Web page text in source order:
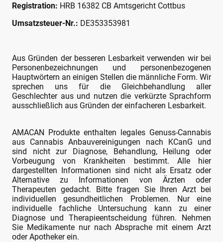
Registration: HRB 16382 CB Amtsgericht Cottbus
Umsatzsteuer-Nr.: DE353353981
Aus Gründen der besseren Lesbarkeit verwenden wir bei
Personenbezeichnungen und personenbezogenen
Hauptwörtern an einigen Stellen die männliche Form. Wir
sprechen uns für die Gleichbehandlung aller
Geschlechter aus und nutzen die verkürzte Sprachform
ausschließlich aus Gründen der einfacheren Lesbarkeit.
AMACAN Produkte enthalten legales Genuss-Cannabis
aus Cannabis Anbauvereinigungen nach KCanG und
sind nicht zur Diagnose, Behandlung, Heilung oder
Vorbeugung von Krankheiten bestimmt. Alle hier
dargestellten Informationen sind nicht als Ersatz oder
Alternative zu Informationen von Ärzten oder
Therapeuten gedacht. Bitte fragen Sie Ihren Arzt bei
individuellen gesundheitlichen Problemen. Nur eine
individuelle fachliche Untersuchung kann zu einer
Diagnose und Therapieentscheidung führen. Nehmen
Sie Medikamente nur nach Absprache mit einem Arzt
oder Apotheker ein.